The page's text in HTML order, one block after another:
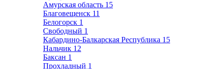
Амурская область 15
Благовещенск 11
Белогорск 1
Свободный 1
Кабардино-Балкарская Республика 15
Нальчик 12
Баксан 1
Прохладный 1